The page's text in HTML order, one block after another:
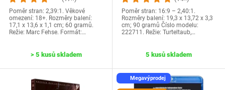
Poměr stran: 2,39:1. Věkové
omezení: 18+. Rozměry balení:
17,1 x 13,6 x 1,1 cm; 60 gramů.
Režie: Marc Fehse. Formát:…
> 5 kusů skladem
Poměr stran: 16:9 – 2,40:1.
Rozměry balení: 19,3 x 13,72 x 3,3
cm; 90 gramů Číslo modelu:
222711. Režie: Turteltaub,…
5 kusů skladem
Megavýprodej